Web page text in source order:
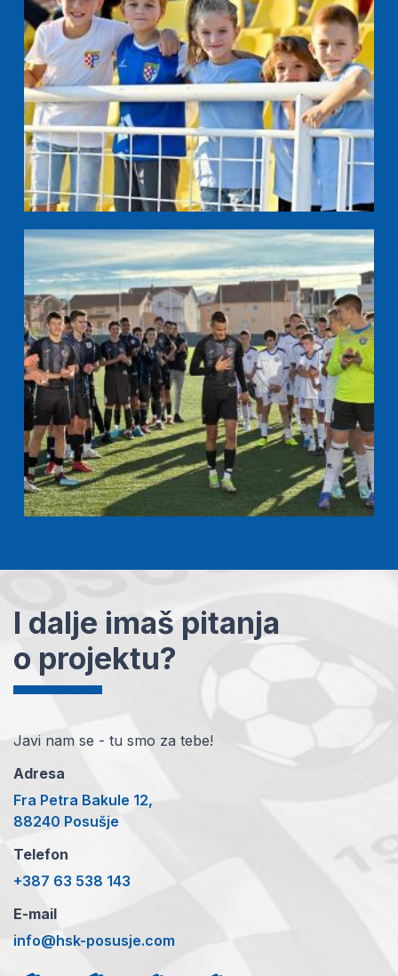
I dalje imaš pitanja
o projektu?
Javi nam se - tu smo za tebe!
Adresa
Fra Petra Bakule 12,
88240 Posušje
Telefon
+387 63 538 143
E-mail
info@hsk-posusje.com